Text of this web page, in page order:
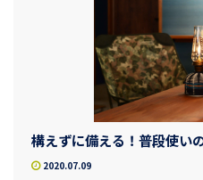
2020.07.09